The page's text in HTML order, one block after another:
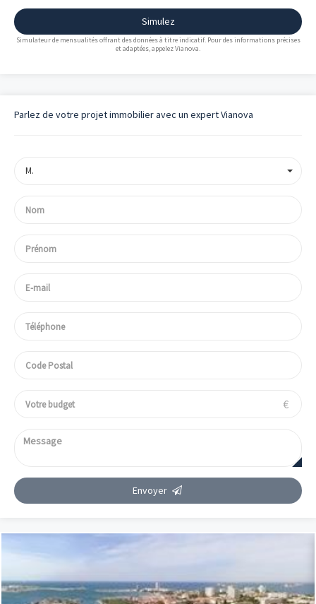
Simulez
Simulateur de mensualités offrant des données à titre indicatif. Pour des informations précises
et adaptées, appelez Vianova.
Parlez de votre projet immobilier avec un expert Vianova
M.
€
Envoyer